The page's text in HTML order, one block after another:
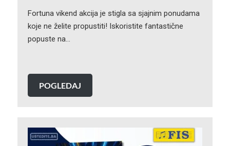
Fortuna vikend akcija je stigla sa sjajnim ponudama
koje ne želite propustiti! Iskoristite fantastične
popuste na…
POGLEDAJ